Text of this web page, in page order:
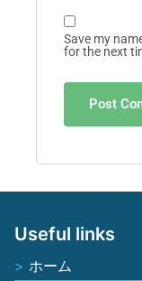
Save my
for the next
Useful links
ホーム